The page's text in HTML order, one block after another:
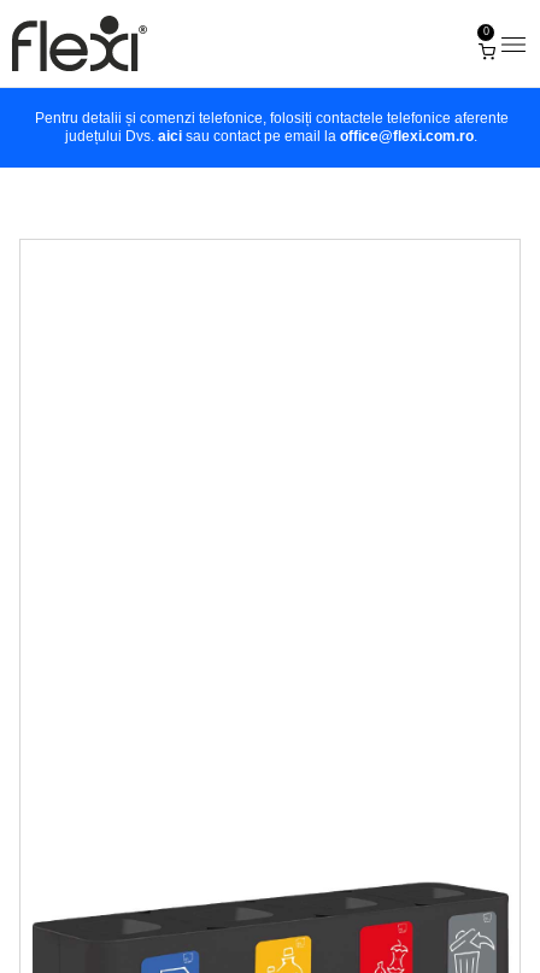
0
Pentru detalii și comenzi telefonice, folosiți contactele telefonice aferente
județului Dvs. aici sau contact pe email la office@flexi.com.ro.